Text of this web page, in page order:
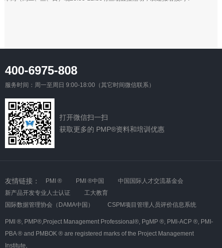
400-6975-808
服务时间：周一至周日 9:00-18:00（其它时间微信联系）
打开微信扫一扫
获取更多的 PMP®资料和培训优惠
友情链接： PMI ® PMI ®中国
中国国际人才交流基金会
新产品开发专业人士认证
工大教育
国际数据管理协会（DAMA中国）
CSPM项目管理人员评价信息系统
PMI ®, PMP®,Project Management Professional®, PgMP ®, PMI-ACP ®, PMI-
PBA ® and PMBOK ® are registered marks of the Project Management
Institute,